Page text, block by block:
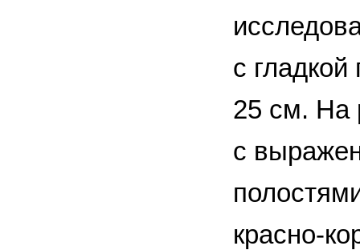
с
25 см. На
с
красно-